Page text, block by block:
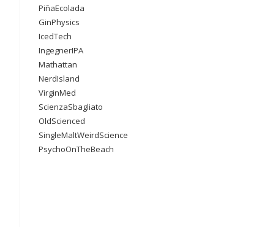
PiñaEcolada
GinPhysics
IcedTech
IngegnerIPA
Mathattan
NerdIsland
VirginMed
ScienzaSbagliato
OldScienced
SingleMaltWeirdScience
PsychoOnTheBeach